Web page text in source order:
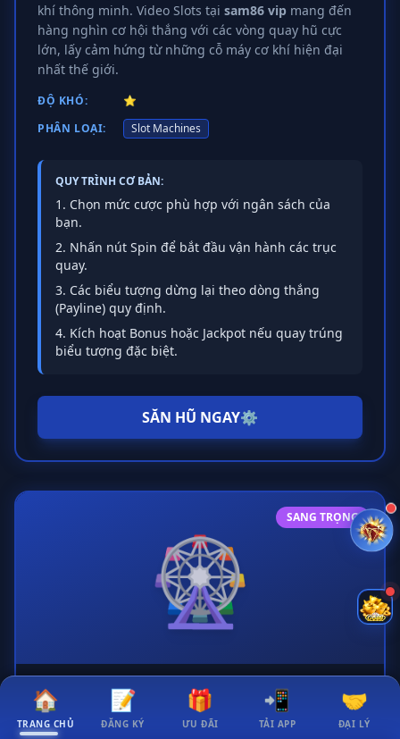
khí thông minh. Video Slots tại sam86 vip mang đến
hàng nghìn cơ hội thắng với các vòng quay hũ cực
lớn, lấy cảm hứng từ những cỗ máy cơ khí hiện đại
nhất thế giới.
ĐỘ KHÓ:
⭐
PHÂN LOẠI:
Slot Machines
QUY TRÌNH CƠ BẢN:
Chọn mức cược phù hợp với ngân sách của
bạn.
Nhấn nút Spin để bắt đầu vận hành các trục
quay.
Các biểu tượng dừng lại theo dòng thắng
(Payline) quy định.
Kích hoạt Bonus hoặc Jackpot nếu quay trúng
biểu tượng đặc biệt.
SĂN HŨ NGAY⚙️
🎡
SANG TRỌNG
European Roulette
Vòng quay Roulette Châu Âu với một số 0 duy nhất,
🏠
TRANG CHỦ
📝
ĐĂNG KÝ
🎁
ƯU ĐÃI
📲
TẢI APP
🤝
ĐẠI LÝ